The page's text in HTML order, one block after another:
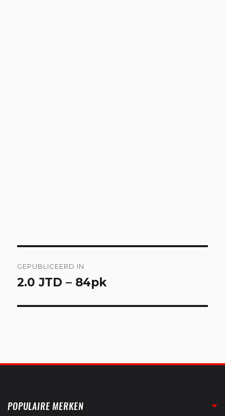
navigatie
GEPUBLICEERD IN
2.0 JTD – 84pk
POPULAIRE MERKEN